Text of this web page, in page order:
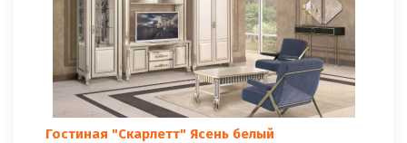
Гостиная "Скарлетт" Ясень белый